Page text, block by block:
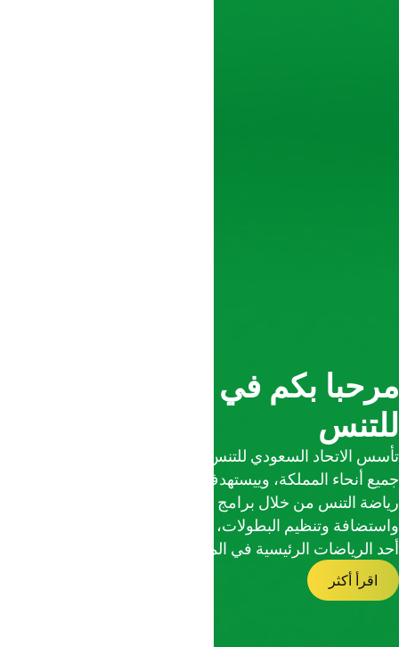
مرحبا بكم في الاتحاد السعودي
للتنس
تأسس الاتحاد السعودي للتنس لتعزيز وتطوير رياضة التنس في
جميع أنحاء المملكة، وييستهدف تمكيّن شباب وبنات الوطن في
رياضة التنس من خلال برامج اكتشاف المواهب وتنميتها،
واستضافة وتنظيم البطولات، وتطوير البنية التحتية لتكون التنس
أحد الرياضات الرئيسية في المملكة
اقرأ أكثر